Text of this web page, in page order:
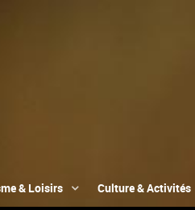
& Loisirs Culture & Activités